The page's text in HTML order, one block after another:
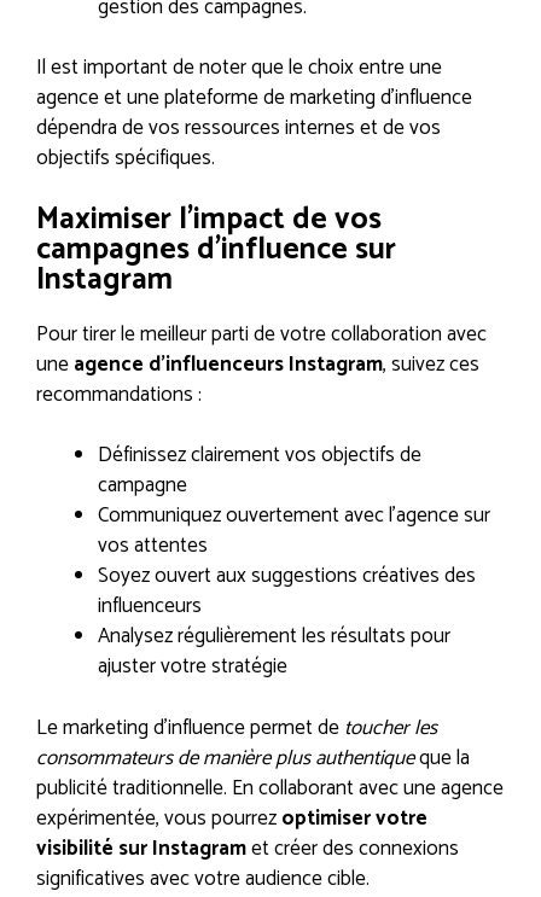
gestion des campagnes.
Il est important de noter que le choix entre une
agence et une plateforme de marketing d’influence
dépendra de vos ressources internes et de vos
objectifs spécifiques.
Maximiser l’impact de vos
campagnes d’influence sur
Instagram
Pour tirer le meilleur parti de votre collaboration avec
uneagence d’influenceurs Instagram, suivez ces
recommandations :
Définissez clairement vos objectifs de
campagne
Communiquez ouvertement avec l’agence sur
vos attentes
Soyez ouvert aux suggestions créatives des
influenceurs
Analysez régulièrement les résultats pour
ajuster votre stratégie
Le marketing d’influence permet de toucher les
consommateurs de manière plus authentiqueque la
publicité traditionnelle. En collaborant avec une agence
expérimentée, vous pourrezoptimiser votre
visibilité sur Instagramet créer des connexions
significatives avec votre audience cible.